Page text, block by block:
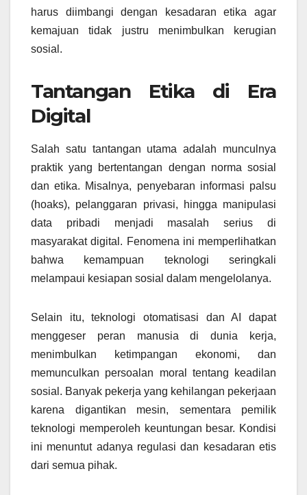
harus diimbangi dengan kesadaran etika agar
kemajuan tidak justru menimbulkan kerugian
sosial.
Tantangan Etika di Era
Digital
Salah satu tantangan utama adalah munculnya
praktik yang bertentangan dengan norma sosial
dan etika. Misalnya, penyebaran informasi palsu
(hoaks), pelanggaran privasi, hingga manipulasi
data pribadi menjadi masalah serius di
masyarakat digital. Fenomena ini memperlihatkan
bahwa kemampuan teknologi seringkali
melampaui kesiapan sosial dalam mengelolanya.
Selain itu, teknologi otomatisasi dan AI dapat
menggeser peran manusia di dunia kerja,
menimbulkan ketimpangan ekonomi, dan
memunculkan persoalan moral tentang keadilan
sosial. Banyak pekerja yang kehilangan pekerjaan
karena digantikan mesin, sementara pemilik
teknologi memperoleh keuntungan besar. Kondisi
ini menuntut adanya regulasi dan kesadaran etis
dari semua pihak.